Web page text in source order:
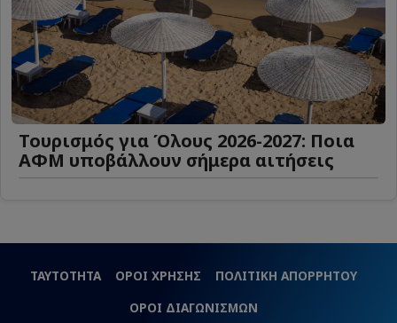
Τουρισμός για Όλους 2026-2027: Ποια
ΑΦΜ υποβάλλουν σήμερα αιτήσεις
ΤΑΥΤΟΤΗΤΑ ΟΡΟΙ ΧΡΗΣΗΣ
ΠΟΛΙΤΙΚΗ ΑΠΟΡΡΗΤΟΥ
ΟΡΟΙ ΔΙΑΓΩΝΙΣΜΩΝ